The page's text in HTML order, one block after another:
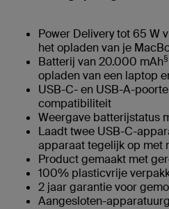
Power Delivery tot 65 W
het opladen van je
Batterij van 20.000 mAh§
opladen van een laptop
USB-C- en USB-A-
compatibiliteit
Weergave batterijstatus
Laadt twee USB-C-
apparaat tegelijk op met
Product gemaakt met
100% plasticvrije
2 jaar garantie voor
Aangesloten-